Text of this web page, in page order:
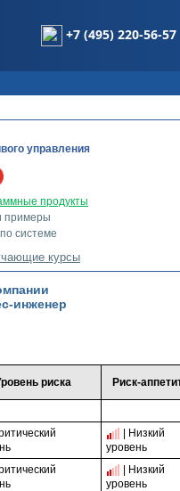
управления
продукты
примеры
системе
курсы
инженер
риска Риск-
| Низкий
уровень
| Низкий
уровень
+7 (495) 220-56-57